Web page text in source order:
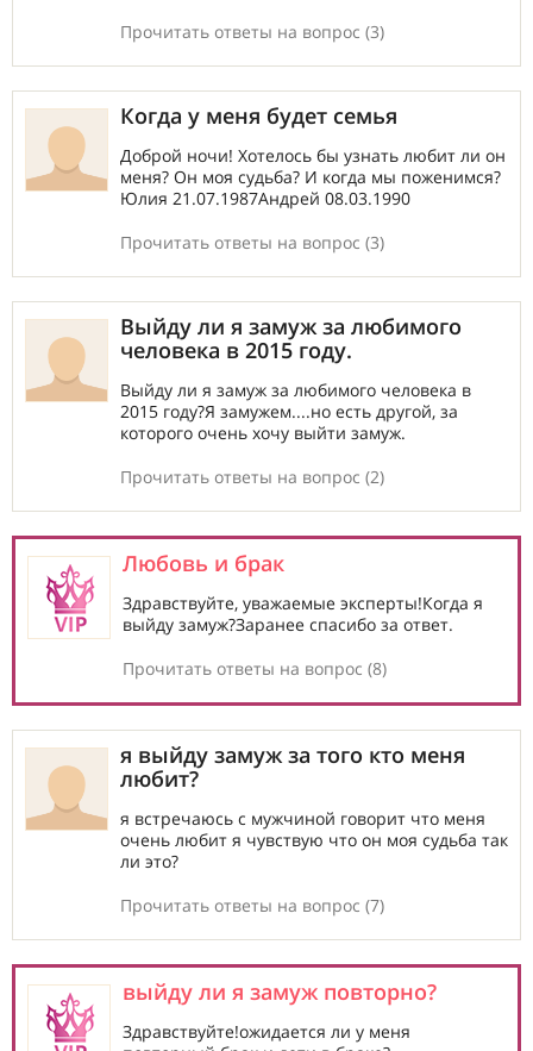
Прочитать ответы на вопрос (3)
Когда у меня будет семья
Доброй ночи! Хотелось бы узнать любит ли он
меня? Он моя судьба? И когда мы поженимся?
Юлия 21.07.1987Андрей 08.03.1990
Прочитать ответы на вопрос (3)
Выйду ли я замуж за любимого
человека в 2015 году.
Выйду ли я замуж за любимого человека в
2015 году?Я замужем....но есть другой, за
которого очень хочу выйти замуж.
Прочитать ответы на вопрос (2)
Любовь и брак
Здравствуйте, уважаемые эксперты!Когда я
выйду замуж?Заранее спасибо за ответ.
Прочитать ответы на вопрос (8)
я выйду замуж за того кто меня
любит?
я встречаюсь с мужчиной говорит что меня
очень любит я чувствую что он моя судьба так
ли это?
Прочитать ответы на вопрос (7)
выйду ли я замуж повторно?
Здравствуйте!ожидается ли у меня